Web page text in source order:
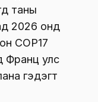
таны
2026 онд
COP17
Франц улс
гэдэгт